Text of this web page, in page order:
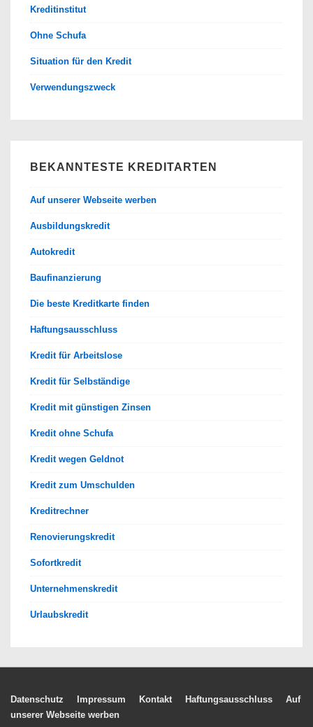
Kreditinstitut
Ohne Schufa
Situation für den Kredit
Verwendungszweck
BEKANNTESTE KREDITARTEN
Auf unserer Webseite werben
Ausbildungskredit
Autokredit
Baufinanzierung
Die beste Kreditkarte finden
Haftungsausschluss
Kredit für Arbeitslose
Kredit für Selbständige
Kredit mit günstigen Zinsen
Kredit ohne Schufa
Kredit wegen Geldnot
Kredit zum Umschulden
Kreditrechner
Renovierungskredit
Sofortkredit
Unternehmenskredit
Urlaubskredit
Footer-
Datenschutz Impressum Kontakt Haftungsausschluss
Auf
unserer Webseite werben